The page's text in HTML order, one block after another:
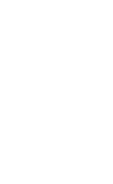
las
los
Q-